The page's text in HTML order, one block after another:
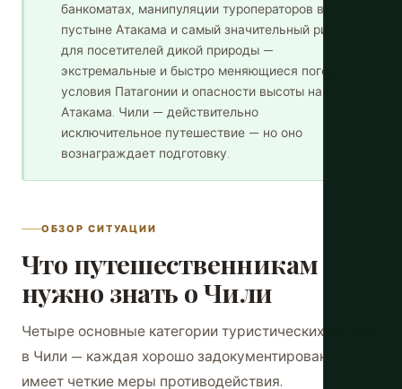
банкоматах, манипуляции туроператоров в
пустыне Атакама и самый значительный риск
для посетителей дикой природы —
экстремальные и быстро меняющиеся погодные
условия Патагонии и опасности высоты на плато
Атакама. Чили — действительно
исключительное путешествие — но оно
вознаграждает подготовку.
ОБЗОР СИТУАЦИИ
Что путешественникам
нужно знать о Чили
Четыре основные категории туристических рисков
в Чили — каждая хорошо задокументирована и
имеет четкие меры противодействия.